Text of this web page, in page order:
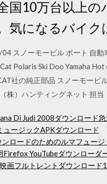
国10万台以上
気になるバイク
スノーモービル ボート 自
Polaris Ski Doo Yamaha
社の純正部品 スノーモー
株）ハンティングネット 担当
Di Judi 2008ダウンロード
ュージックAPKダウンロード
ンロードのためのルマフュージ
Firefox YouTubeダウンローダ
画フルトレントダウンロード